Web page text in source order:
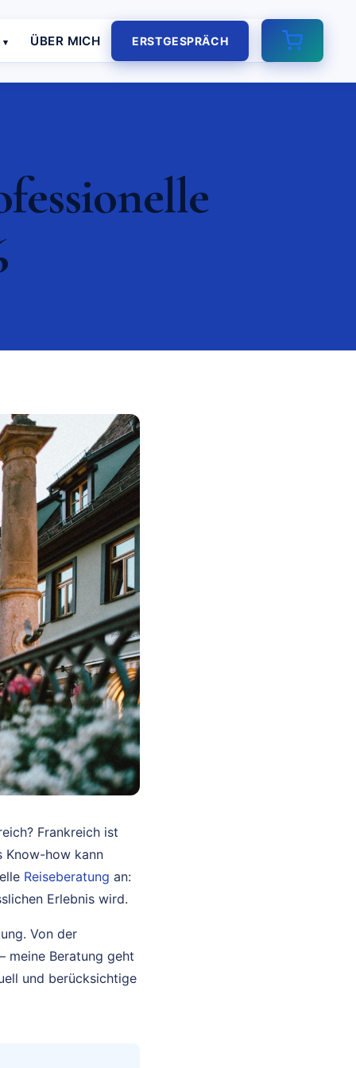
ÜBER MICH ERSTGESPRÄCH
Frankreich ist
Know-how kann
Reiseberatung an:
Erlebnis wird.
Von der
meine Beratung geht
und berücksichtige